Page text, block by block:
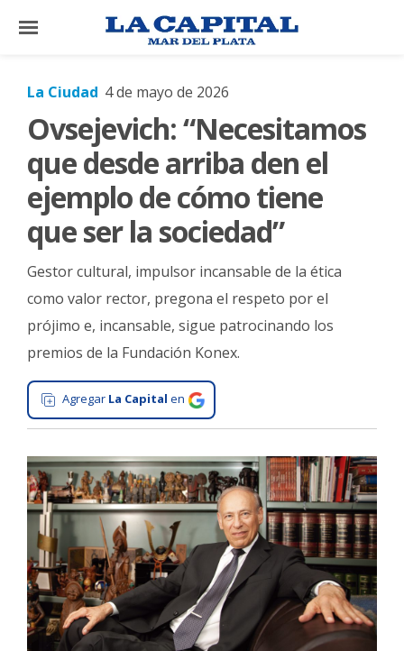
×
El
El
Mundo
La
Cultura
Tecnología
Gastronomía
Salud
Interés
La
Ciudad
Deportes
Arte
y
Espectáculos
Policiales
La Ciudad 4 de mayo de 2026
Ovsejevich: “Necesitamos
que desde arriba den el
ejemplo de cómo tiene
que ser la sociedad”
Gestor cultural, impulsor incansable de la ética
como valor rector, pregona el respeto por el
prójimo e, incansable, sigue patrocinando los
premios de la Fundación Konex.
Agregar La Capital en